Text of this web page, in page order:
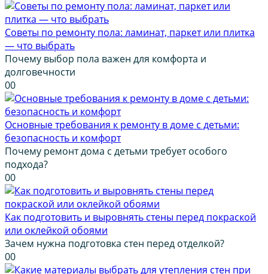
Советы по ремонту пола: ламинат, паркет или плитка
— что выбрать
Почему выбор пола важен для комфорта и
долговечности
00
Основные требования к ремонту в доме с детьми:
безопасность и комфорт
Почему ремонт дома с детьми требует особого
подхода?
00
Как подготовить и выровнять стены перед покраской
или оклейкой обоями
Зачем нужна подготовка стен перед отделкой?
00